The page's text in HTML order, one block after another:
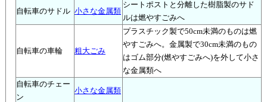
自転車のサドル 小さな金属類
シートポストと分離した樹脂製のサド
ルは燃やすごみへ
自転車の車輪 粗大ごみ
プラスチック製で50cm未満のものは燃
やすごみへ。金属製で30cm未満のもの
はゴム部分(燃やすごみへ)を外して小さ
な金属類へ
自転車のチェー
ン
小さな金属類